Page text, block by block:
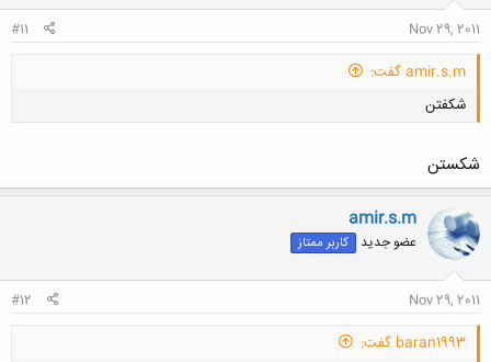
Nov 29, 2011
#11
amir.s.m گفت:
شكفتن
کلیک کنید تا باز شود...
شکستن
amir.s.m
عضو جدید کاربر ممتاز
Nov 29, 2011
#12
baran1993 گفت: